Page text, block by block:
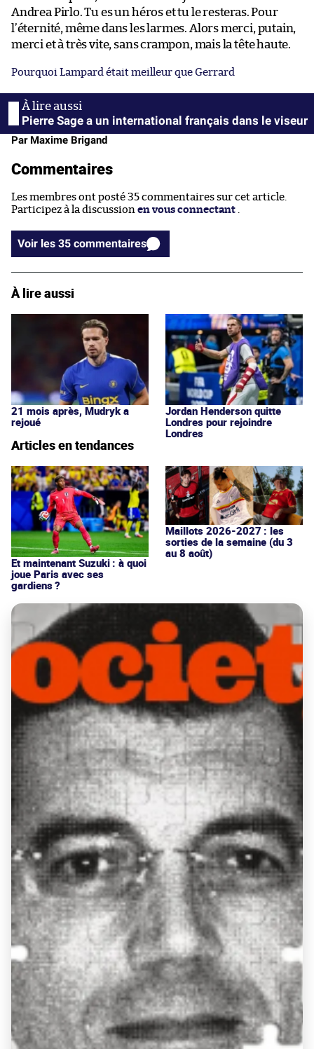
Andrea Pirlo. Tu es un héros et tu le resteras. Pour
l’éternité, même dans les larmes. Alors merci, putain,
merci et à très vite, sans crampon, mais la tête haute.
Pourquoi Lampard était meilleur que Gerrard
Pierre Sage a un international français dans le viseur
Par Maxime Brigand
Commentaires
Les membres ont posté 35 commentaires sur cet article.
Participez à la discussion en vous connectant .
Voir les 35 commentaires
À lire aussi
21 mois après, Mudryk a
rejoué
Jordan Henderson quitte
Londres pour rejoindre
Londres
Articles en tendances
Et maintenant Suzuki : à quoi
joue Paris avec ses
gardiens ?
Maillots 2026-2027 : les
sorties de la semaine (du 3
au 8 août)